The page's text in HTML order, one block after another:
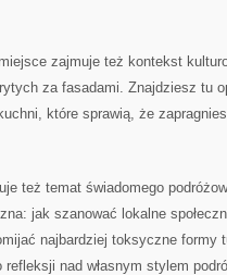
zajmuje też kontekst
za fasadami. Znajdziesz tu
które sprawią, że
też temat świadomego
jak szanować lokalne
najbardziej toksyczne formy
nad własnym stylem